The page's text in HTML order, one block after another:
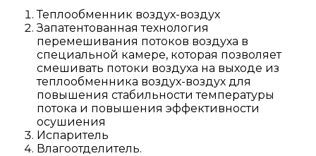
Теплообменник воздух-воздух
Запатентованная технология
перемешивания потоков воздуха в
специальной камере, которая позволяет
смешивать потоки воздуха на выходе из
теплообменника воздух-воздух для
повышения стабильности температуры
потока и повышения эффективности
осушиения
Испаритель
Влагоотделитель.